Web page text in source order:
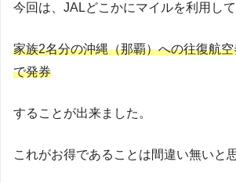
今回は、JALどこかにマイルを利用して
家族2名分の沖縄（那覇）への往復航
で発券
することが出来ました。
これがお得であることは間違い無いと